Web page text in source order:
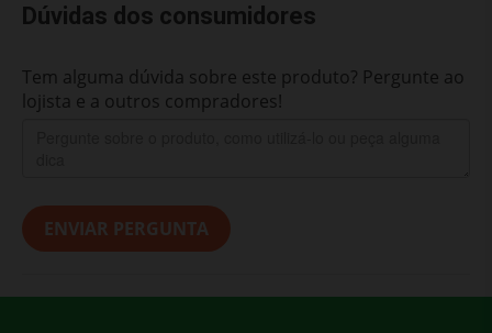
Dúvidas dos consumidores
Tem alguma dúvida sobre este produto? Pergunte ao
lojista e a outros compradores!
ENVIAR PERGUNTA